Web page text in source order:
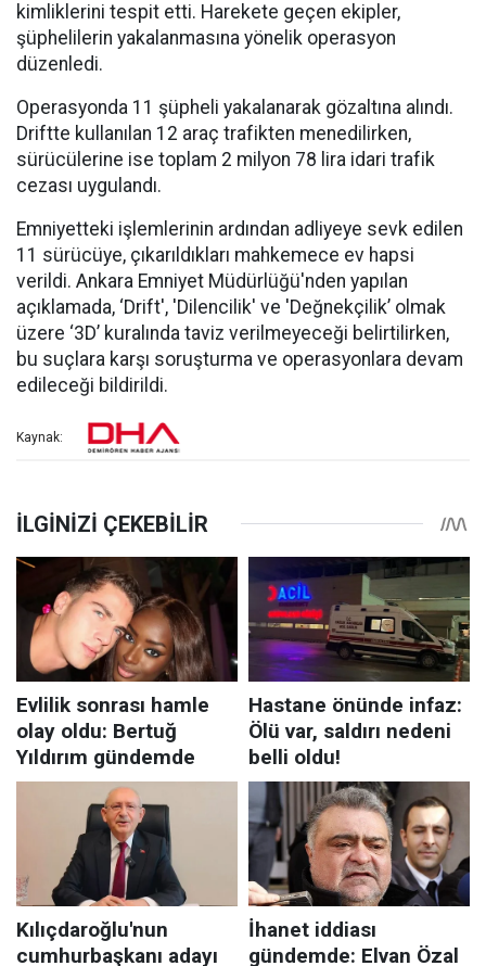
kimliklerini tespit etti. Harekete geçen ekipler,
şüphelilerin yakalanmasına yönelik operasyon
düzenledi.
Operasyonda 11 şüpheli yakalanarak gözaltına alındı.
Driftte kullanılan 12 araç trafikten menedilirken,
sürücülerine ise toplam 2 milyon 78 lira idari trafik
cezası uygulandı.
Emniyetteki işlemlerinin ardından adliyeye sevk edilen
11 sürücüye, çıkarıldıkları mahkemece ev hapsi
verildi. Ankara Emniyet Müdürlüğü'nden yapılan
açıklamada, ‘Drift', 'Dilencilik' ve 'Değnekçilik’ olmak
üzere ‘3D’ kuralında taviz verilmeyeceği belirtilirken,
bu suçlara karşı soruşturma ve operasyonlara devam
edileceği bildirildi.
Kaynak: